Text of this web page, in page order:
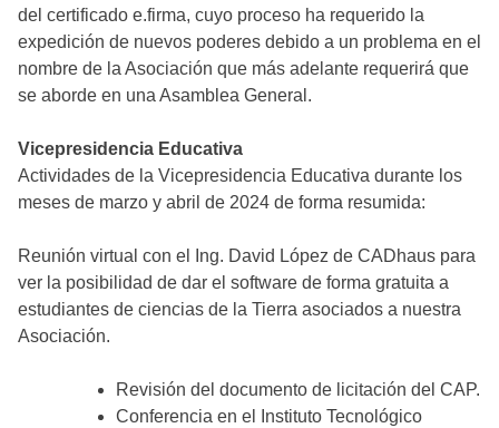
del certificado e.firma, cuyo proceso ha requerido la
expedición de nuevos poderes debido a un problema en el
nombre de la Asociación que más adelante requerirá que
se aborde en una Asamblea General.
Vicepresidencia Educativa
Actividades de la Vicepresidencia Educativa durante los
meses de marzo y abril de 2024 de forma resumida:
Reunión virtual con el Ing. David López de CADhaus para
ver la posibilidad de dar el software de forma gratuita a
estudiantes de ciencias de la Tierra asociados a nuestra
Asociación.
Revisión del documento de licitación del CAP.
Conferencia en el Instituto Tecnológico